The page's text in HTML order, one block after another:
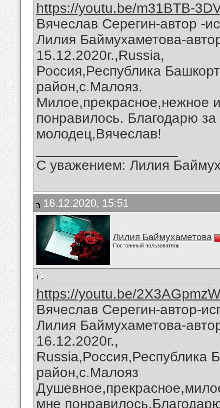
https://youtu.be/m31BTB-
Вячеслав Серегин-автор -
Лилия Баймухаметова-
15.12.2020г.,Russia,
Россия,Республика
район,с.Малояз.
Милое,прекрасное,нежное
понравилось. Благодарю
молодец,Вячеслав!
С уважением: Лилия
16.12.2020, 15:51
Лилия Баймухаметова
Постоянный пользователь
https://youtu.be/
Вячеслав Серегин-автор-
Лилия Баймухаметова-
16.12.2020г.,
Russia,Россия,Республика
район,с.Малояз
мне